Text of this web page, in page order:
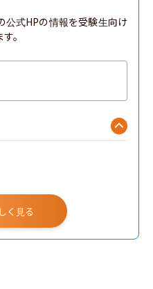
式HPの情報を受験生向け
。
く見る